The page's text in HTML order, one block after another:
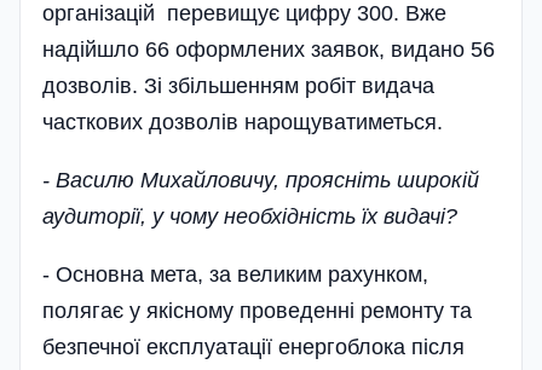
організацій перевищує цифру 300. Вже
надійшло 66 оформлених заявок, видано 56
дозволів. Зі збільшенням робіт видача
часткових дозволів нарощуватиметься.
- Василю Михайловичу, проясніть широкій
аудиторії, у чому необхідність їх видачі?
- Основна мета, за великим рахунком,
полягає у якісному проведенні ремонту та
безпечної експлуатації енергоблока після